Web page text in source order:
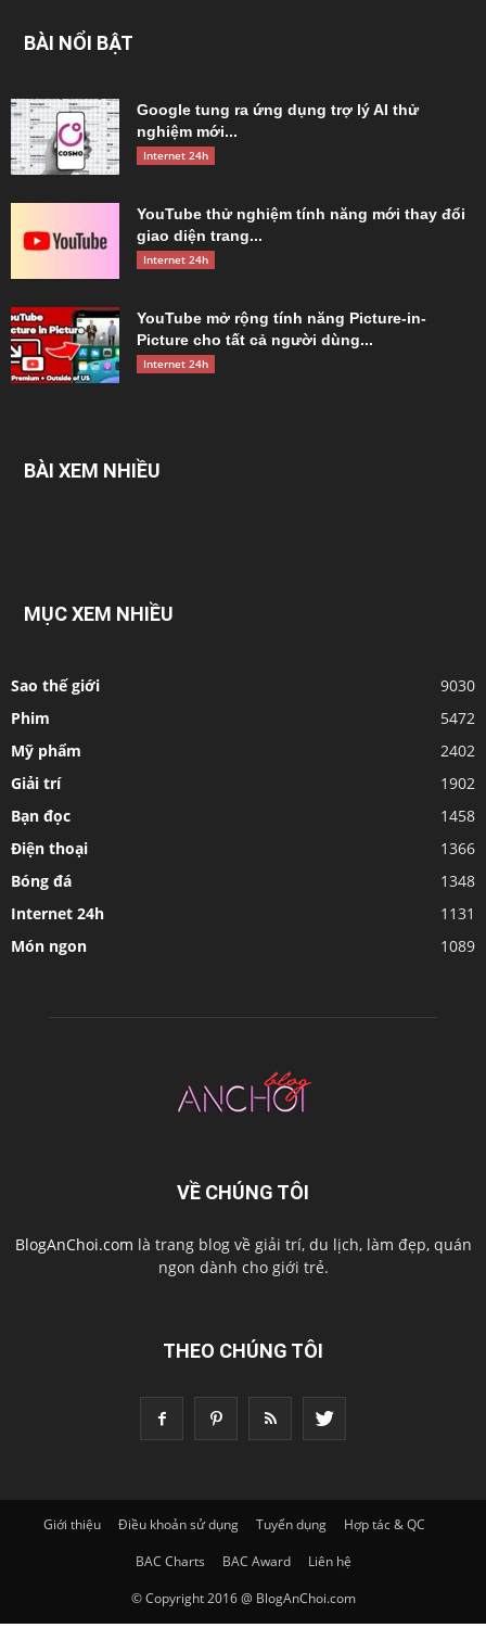
BÀI NỔI BẬT
Google tung ra ứng dụng trợ lý AI thử
nghiệm mới...
Internet 24h
YouTube thử nghiệm tính năng mới thay đổi
giao diện trang...
Internet 24h
YouTube mở rộng tính năng Picture-in-
Picture cho tất cả người dùng...
Internet 24h
BÀI XEM NHIỀU
MỤC XEM NHIỀU
Sao thế giới
9030
Phim
5472
Mỹ phẩm
2402
Giải trí
1902
Bạn đọc
1458
Điện thoại
1366
Bóng đá
1348
Internet 24h
1131
Món ngon
1089
VỀ CHÚNG TÔI
BlogAnChoi.com là trang blog về giải trí, du lịch, làm đẹp, quán
ngon dành cho giới trẻ.
THEO CHÚNG TÔI
Giới thiệu Điều khoản sử dụng Tuyển dụng
Hợp tác & QC
BAC Charts
BAC Award
Liên hệ
© Copyright 2016 @ BlogAnChoi.com